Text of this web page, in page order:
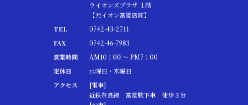
ライオンズプラザ １階
【元イオン富雄店前】
TEL
0742-43-2711
FAX
0742-46-7983
営業時間
AM10：00 ～ PM7：00
定休日
水曜日・木曜日
アクセス
[電車]
近鉄奈良線 富雄駅下車 徒歩３分